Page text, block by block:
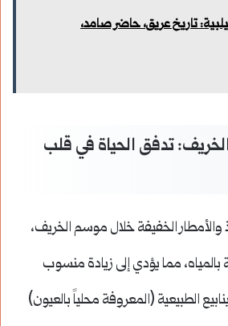
تاريخ عريق، حاضر صامد،
تدفق الحياة في قلب
والأمطار الخفيفة خلال موسم الخريف،
مما يؤدي إلى زيادة منسوب
الطبيعية (المعروفة محلياً بالعيون)